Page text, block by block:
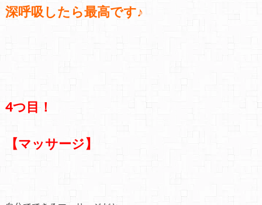
深呼吸したら最高です♪
4つ目！
【マッサージ】